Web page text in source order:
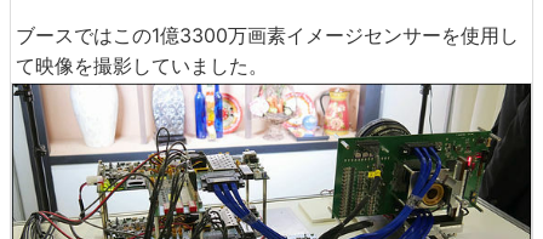
ブースではこの1億3300万画素イメージセンサーを使用し
て映像を撮影していました。